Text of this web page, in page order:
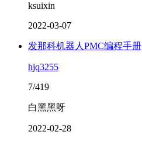
ksuixin
2022-03-07
发那科机器人PMC编程手册
hjq3255
7/419
白黑黑呀
2022-02-28